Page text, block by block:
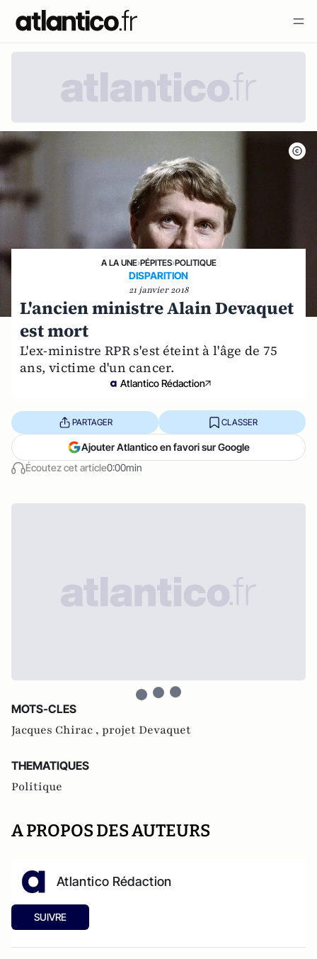
A LA UNE›PÉPITES›POLITIQUE
DISPARITION
21 janvier 2018
L'ancien ministre Alain Devaquet
est mort
L'ex-ministre RPR s'est éteint à l'âge de 75
ans, victime d'un cancer.
Atlantico Rédaction
Écoutez cet article0:00min
PARTAGER CLASSER
Ajouter Atlantico en favori sur Google
MOTS-CLES
Jacques Chirac , projet Devaquet
THEMATIQUES
Politique
A PROPOS DES AUTEURS
Atlantico Rédaction
SUIVRE